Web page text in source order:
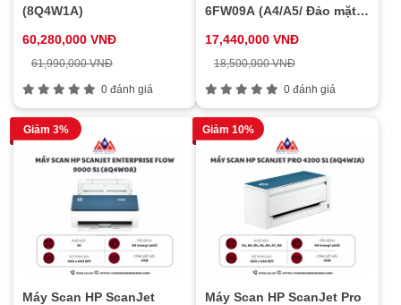
(8Q4W1A)
60,280,000 VNĐ
61,990,000 VNĐ
0 đánh giá
6FW09A (A4/A5/ Đảo mặt/
17,440,000 VNĐ
18,500,000 VNĐ
0 đánh giá
Giảm 3%
Máy Scan HP ScanJet
Giảm 10%
Máy Scan HP ScanJet Pro